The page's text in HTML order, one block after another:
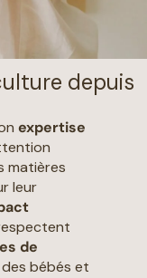
depuis
expertise
matières
leur
de
bébés et